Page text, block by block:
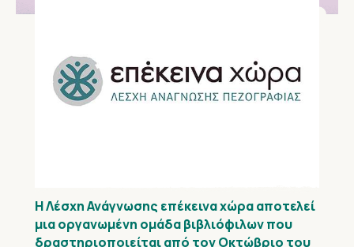
Η Λέσχη Ανάγνωσης επέκεινα χώρα αποτελεί
μια οργανωμένη ομάδα βιβλιόφιλων που
δραστηριοποιείται από τον Οκτώβριο του